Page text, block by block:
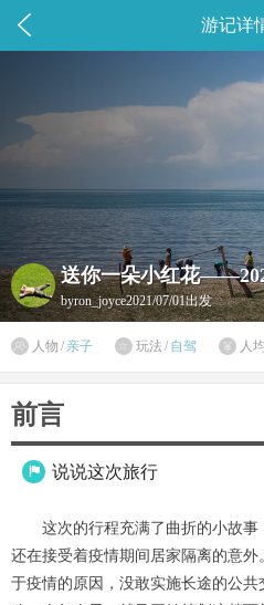
 游记详
送你一朵小红花
byron_joyce2021/07/01出发
 人物 /亲子  玩法 / 自驾  人均
前言
 说说这次旅行
这次的行程充满了曲折的小故事
还在接受着疫情期间居家隔离的意
于疫情的原因，没敢实施长途的公